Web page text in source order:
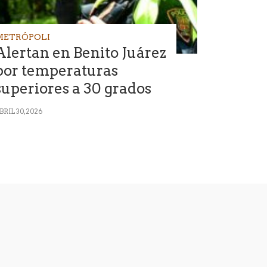
en Benito Juárez
temperaturas
a 30 grados
30, 2026